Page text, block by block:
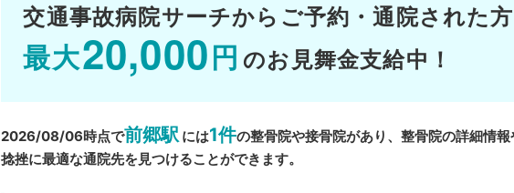
交通事故病院サーチから ご予約・通院された
最大20,000 円 のお見舞金支給中！
2026/08/06時点で前郷駅 には1件の整骨院や接骨院があり、整骨院の詳細情
捻挫に最適な通院先を見つけることができます。